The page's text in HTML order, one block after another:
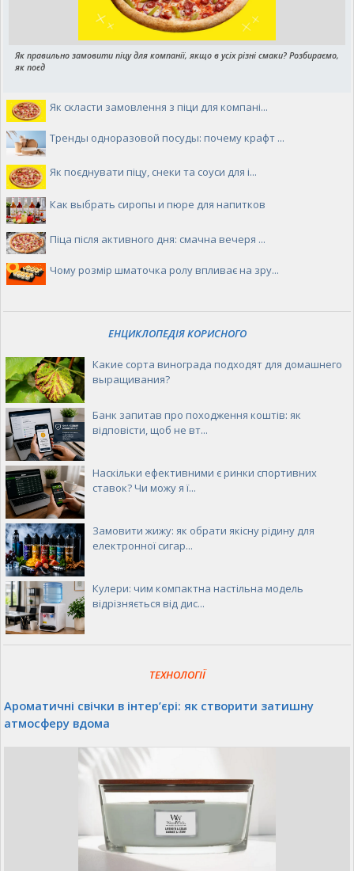
Як правильно замовити піцу для компанії, якщо в усіх різні смаки? Розбираємо,
як поєд
Як скласти замовлення з піци для компані...
Тренды одноразовой посуды: почему крафт ...
Як поєднувати піцу, снеки та соуси для і...
Как выбрать сиропы и пюре для напитков
Піца після активного дня: смачна вечеря ...
Чому розмір шматочка ролу впливає на зру...
ЕНЦИКЛОПЕДІЯ КОРИСНОГО
Какие сорта винограда подходят для домашнего
выращивания?
Банк запитав про походження коштів: як
відповісти, щоб не вт...
Наскільки ефективними є ринки спортивних
ставок? Чи можу я ї...
Замовити жижу: як обрати якісну рідину для
електронної сигар...
Кулери: чим компактна настільна модель
відрізняється від дис...
ТЕХНОЛОГІЇ
Ароматичні свічки в інтер’єрі: як створити затишну
атмосферу вдома